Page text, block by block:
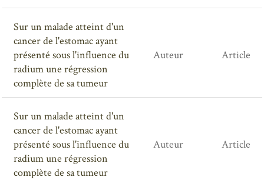
Sur un malade atteint d'un
cancer de l'estomac ayant
présenté sous l'influence du
radium une régression
complète de sa tumeur
Auteur Article
Sur un malade atteint d'un
cancer de l'estomac ayant
présenté sous l'influence du
radium une régression
complète de sa tumeur
Auteur Article